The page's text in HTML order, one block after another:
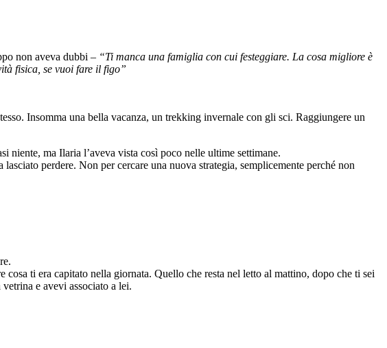
non aveva dubbi – “Ti manca una famiglia con cui festeggiare. La cosa migliore è
fisica, se vuoi fare il figo”
Insomma una bella vacanza, un trekking invernale con gli sci. Raggiungere un
niente, ma Ilaria l’aveva vista così poco nelle ultime settimane.
perdere. Non per cercare una nuova strategia, semplicemente perché non
ti era capitato nella giornata. Quello che resta nel letto al mattino, dopo che ti sei
e avevi associato a lei.